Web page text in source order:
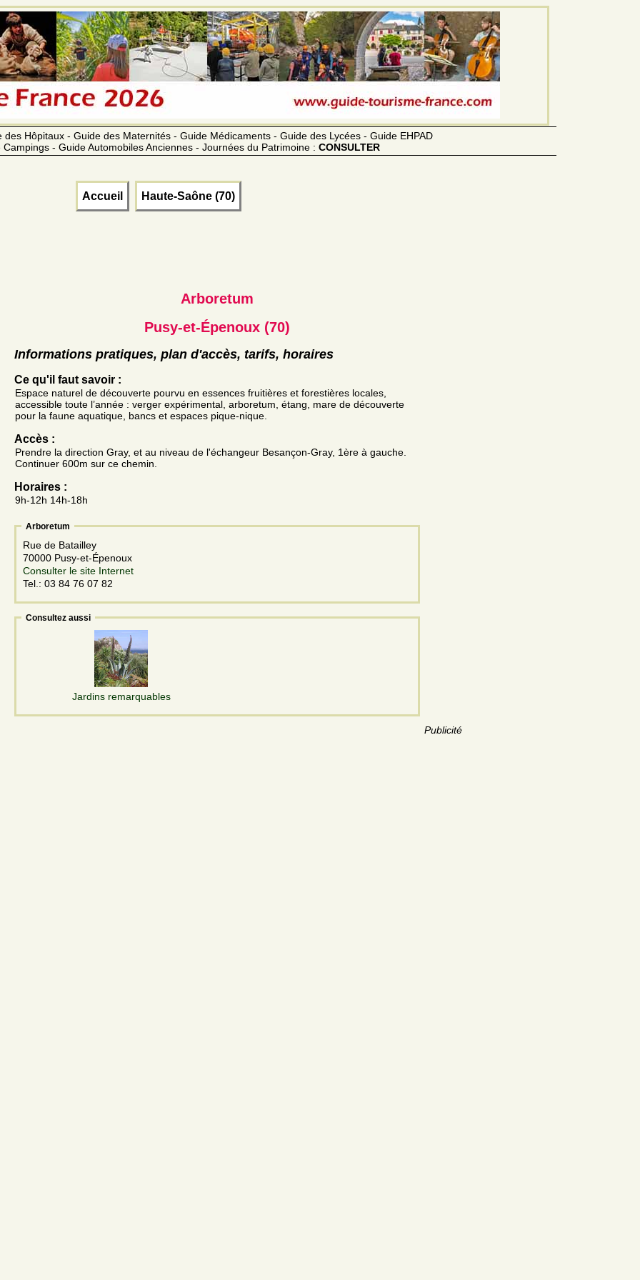
Hôpitaux - Guide des Maternités - Guide Médicaments - Guide des Lycées - Guide EHPAD
- Guide Automobiles Anciennes - Journées du Patrimoine : CONSULTER
Accueil Haute-Saône (70)
Publicité
Arboretum
Pusy-et-Épenoux (70)
Informations pratiques, plan d'accès, tarifs, horaires
Ce qu'il faut savoir :
Espace naturel de découverte pourvu en essences fruitières et forestières locales,
accessible toute l’année : verger expérimental, arboretum, étang, mare de découverte
pour la faune aquatique, bancs et espaces pique-nique.
Accès :
Prendre la direction Gray, et au niveau de l'échangeur Besançon-Gray, 1ère à gauche.
Continuer 600m sur ce chemin.
Horaires :
9h-12h 14h-18h
Arboretum
Rue de Batailley
70000 Pusy-et-Épenoux
Consulter le site Internet
Tel.: 03 84 76 07 82
Consultez aussi
Jardins remarquables